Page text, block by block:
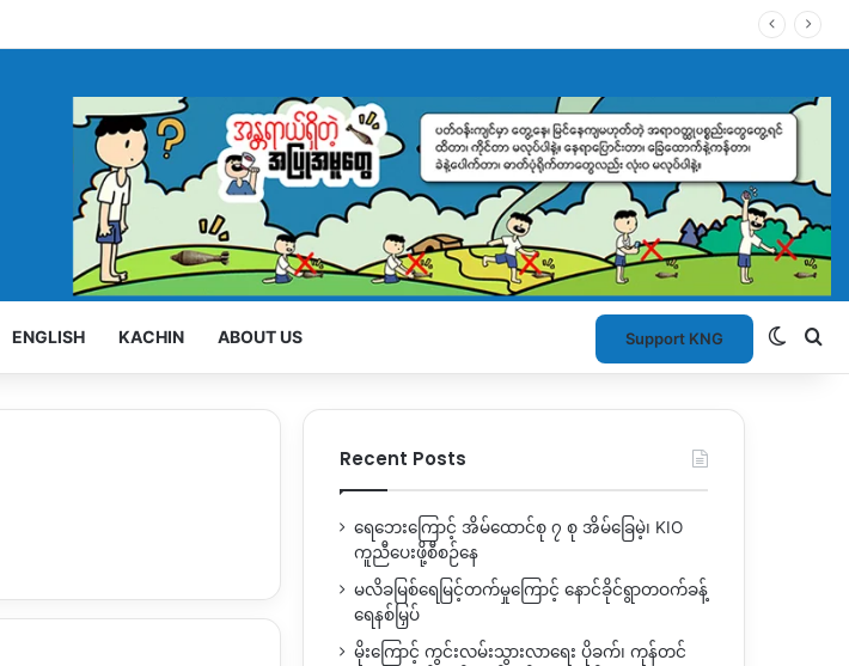
ENGLISH KACHIN ABOUT US Support KNG
Recent Posts
ရေဘေးကြောင့် အိမ်ထောင်စု ၇ စု အိမ်ခြေမဲ့၊ KIO
ကူညီပေးဖို့စီစဉ်နေ
မလိခမြစ်ရေမြင့်တက်မှုကြောင့် နောင်ခိုင်ရွာတဝက်ခန့်
ရေနစ်မြှပ်
မိုးကြောင့် ကွင်းလမ်းသွားလာရေး ပိုခက်၊ ကုန်တင်